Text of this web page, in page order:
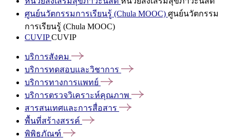
ศูนย์นวัตกรรมการเรียนรู้ (Chula MOOC) ศูนย์นวัตกรรม
การเรียนรู้ (Chula MOOC)
CUVIPCUVIP
บริการสังคม
บริการทดสอบและวิชาการ
บริการทางการแพทย์
บริการตรวจวิเคราะห์คุณภาพ
สารสนเทศและการสื่อสาร
พื้นที่สร้างสรรค์
พิพิธภัณฑ์